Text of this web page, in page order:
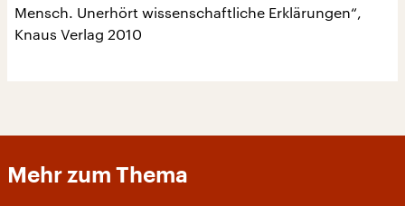
Mensch. Unerhört wissenschaftliche Erklärungen“,
Knaus Verlag 2010
Mehr zum Thema